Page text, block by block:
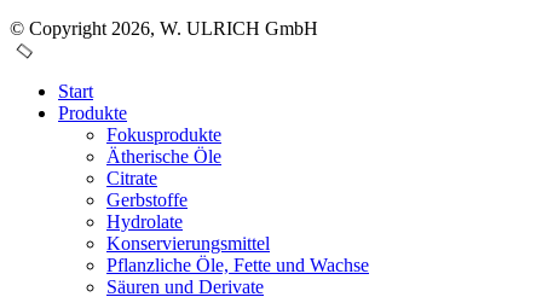
© Copyright 2026, W. ULRICH GmbH
Start
Produkte
Fokusprodukte
Ätherische Öle
Citrate
Gerbstoffe
Hydrolate
Konservierungsmittel
Pflanzliche Öle, Fette und Wachse
Säuren und Derivate